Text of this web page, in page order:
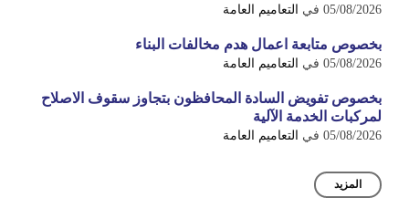
05/08/2026 في التعاميم العامة
بخصوص متابعة اعمال هدم مخالفات البناء
05/08/2026 في التعاميم العامة
بخصوص تفويض السادة المحافظون بتجاوز سقوف الاصلاح
لمركبات الخدمة الآلية
05/08/2026 في التعاميم العامة
المزيد